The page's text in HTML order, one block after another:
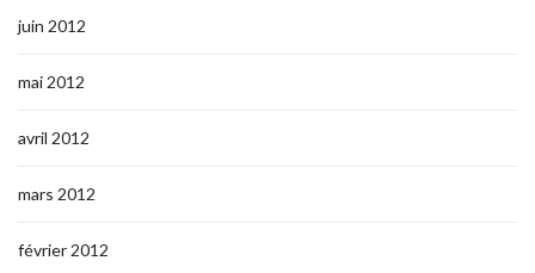
juin 2012
mai 2012
avril 2012
mars 2012
février 2012